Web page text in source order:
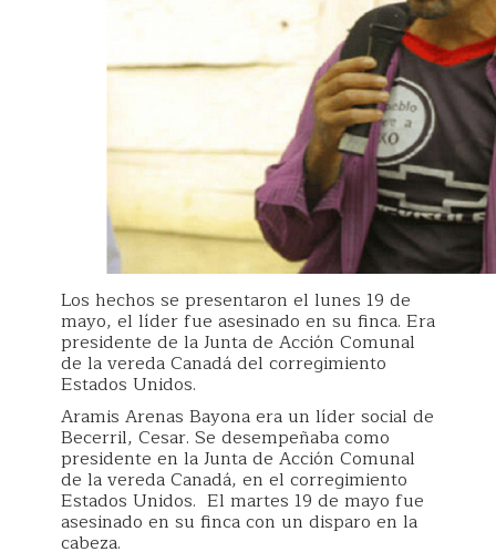
Los hechos se presentaron el lunes 19 de
mayo, el líder fue asesinado en su finca. Era
presidente de la Junta de Acción Comunal
de la vereda Canadá del corregimiento
Estados Unidos.
Aramis Arenas Bayona era un líder social de
Becerril, Cesar. Se desempeñaba como
presidente en la Junta de Acción Comunal
de la vereda Canadá, en el corregimiento
Estados Unidos. El martes 19 de mayo fue
asesinado en su finca con un disparo en la
cabeza.